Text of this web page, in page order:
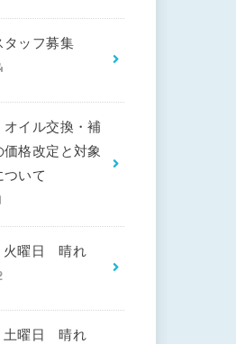
タッフ募集
オイル交換・補
価格改定と対象
ついて
火曜日 晴れ
土曜日 晴れ